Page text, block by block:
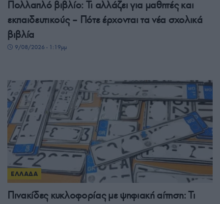
Πολλαπλό βιβλίο: Τι αλλάζει για μαθητές και
εκπαιδευτικούς – Πότε έρχονται τα νέα σχολικά
βιβλία
9/08/2026 - 1:19μμ
ΕΛΛΑΔΑ
Πινακίδες κυκλοφορίας με ψηφιακή αίτηση: Τι